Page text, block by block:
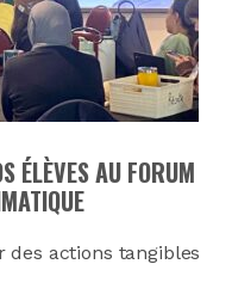
ÉLÈVES AU FORUM
des actions tangibles